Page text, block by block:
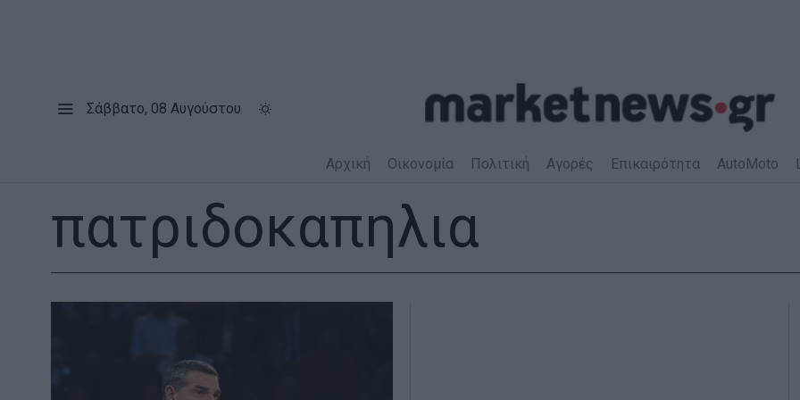
Σάββατο, 08 Αυγούστου
Αρχική Οικονομία Πολιτική Αγορές Επικαιρότητα AutoMoto
πατριδοκαπηλια